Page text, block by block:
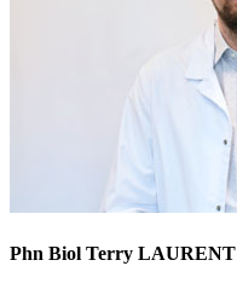
Phn Biol Terry LAURENT